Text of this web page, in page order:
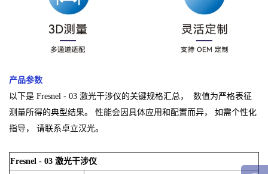
产品参数
以下是 Fresnel - 03 激光干涉仪的关键规格汇总， 数值为严格表征
测量所得的典型结果。 性能会因具体应用和配置而异， 如需个性化
指导， 请联系卓立汉光。
Fresnel - 03 激光干涉仪